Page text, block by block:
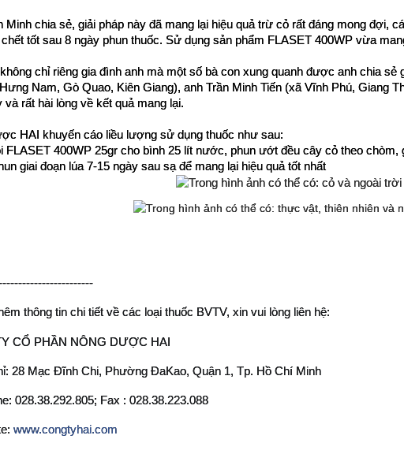
Minh chia sẻ, giải pháp này đã mang lại hiệu quả trừ cỏ rất đáng mong đợi,
tốt sau 8 ngày phun thuốc. Sử dụng sản phẩm FLASET 400WP vừa
chỉ riêng gia đình anh mà một số bà con xung quanh được anh chia sẻ
Nam, Gò Quao, Kiên Giang), anh Trần Minh Tiến (xã Vĩnh Phú, Giang
và rất hài lòng về kết quả mang lại.
HAI khuyến cáo liều lượng sử dụng thuốc như sau:
FLASET 400WP 25gr cho bình 25 lít nước, phun ướt đều cây cỏ theo chòm,
Lưu ý: phun giai đoạn lúa 7-15 ngày sau sạ để mang lại hiệu quả tốt nhất
thông tin chi tiết về các loại thuốc BVTV, xin vui lòng liên hệ:
CỔ PHẦN NÔNG DƯỢC HAI
28 Mạc Đĩnh Chi, Phường ĐaKao, Quận 1, Tp. Hồ Chí Minh
028.38.292.805; Fax : 028.38.223.088
www.congtyhai.com